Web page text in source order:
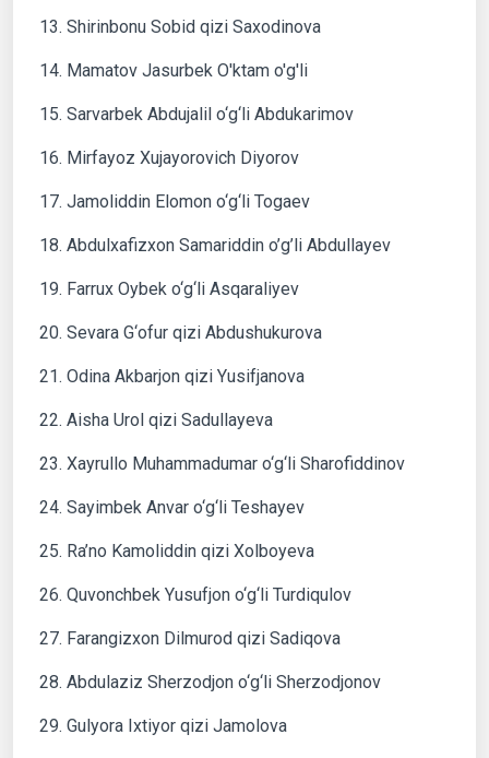
13. Shirinbonu Sobid qizi Saxodinova
14. Mamatov Jasurbek O'ktam o'g'li
15. Sarvarbek Abdujalil o‘g‘li Abdukarimov
16. Mirfayoz Xujayorovich Diyorov
17. Jamoliddin Elomon o‘g‘li Togaev
18. Abdulxafizxon Samariddin o’g’li Abdullayev
19. Farrux Oybek o‘g‘li Asqaraliyev
20. Sevara G‘ofur qizi Abdushukurova
21. Odina Akbarjon qizi Yusifjanova
22. Aisha Urol qizi Sadullayeva
23. Xayrullo Muhammadumar o‘g‘li Sharofiddinov
24. Sayimbek Anvar o‘g‘li Teshayev
25. Ra’no Kamoliddin qizi Xolboyeva
26. Quvonchbek Yusufjon o‘g‘li Turdiqulov
27. Farangizxon Dilmurod qizi Sadiqova
28. Abdulaziz Sherzodjon o‘g‘li Sherzodjonov
29. Gulyora Ixtiyor qizi Jamolova